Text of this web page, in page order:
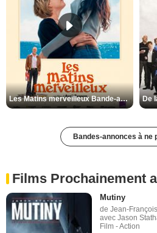
Les Matins merveilleux Bande-annonce VF
Bandes-annonces à ne
Films Prochainement
Mutiny
de Jean-
avec Jason
Film - Action